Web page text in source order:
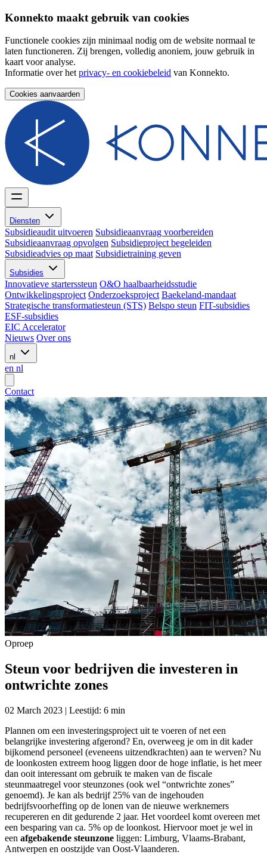
Konnekto maakt gebruik van cookies
Functionele cookies zijn minimaal nodig om de website normaal te
laten functioneren. Zij brengen, volledig anoniem, jouw gebruik in
kaart voor analyse.
Informatie over hetprivacy- en cookiebeleid van Konnekto.
Cookies aanvaarden
Diensten
Subsidieaudit uitvoeren Subsidieaanvraag voorbereiden
Subsidieaanvraag opvolgen Subsidieproject begeleiden
Subsidieadvies op maat Subsidietraining geven
Subsidies
Innovatieve starterssteun O&O haalbaarheidsstudie
Ontwikkelingsproject Onderzoeksproject Baekeland-mandaat
Strategische transformatiesteun (STS) Belspo steun FIT-subsidies
ESF-subsidies
EIC Accelerator
Nieuws Over ons
nl
en nl
Contact
Oproep
Steun voor bedrijven die investeren in
ontwrichte zones
02 March 2023 | Leestijd: 6 min
Plannen om een investeringsproject uit te voeren of net een
belangrijke investering afgerond? En, overweeg je om in dit kader
bijkomend personeel (eveneens uitzendkrachten) aan te werven? Nu
de loonkosten extreem hoog liggen door de hoge inflatie, is het meer
dan ooit interessant om gebruik te maken van de fiscale
steunmaatregel voor steunzones (ook wel “ontwrichte zones”
genoemd). Je kan als bedrijf 25% van de ingehouden
bedrijfsvoorheffing op de lonen van de nieuwe werknemers
recupereren en dit gedurende 2 jaar. Het voordeel komt overeen met
een besparing van ca. 5% op de loonkost. Hiervoor moet je wel in
een afgebakende steunzone liggen: Limburg, Vlaams-Brabant,
Antwerpen en oostzijde van Oost-Vlaanderen.